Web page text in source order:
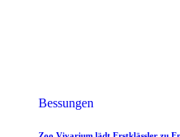
Bessungen